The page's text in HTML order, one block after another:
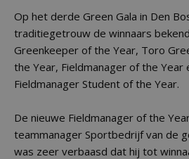
Op het derde Green Gala in Den
traditiegetrouw de winnaars
Greenkeeper of the Year, Toro
the Year, Fieldmanager of the Year
Fieldmanager Student of the Year.
De nieuwe Fieldmanager of the
teammanager Sportbedrijf van de
was zeer verbaasd dat hij tot